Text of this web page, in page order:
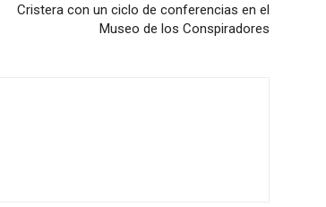
Cristera con un ciclo de conferencias en el
Museo de los Conspiradores